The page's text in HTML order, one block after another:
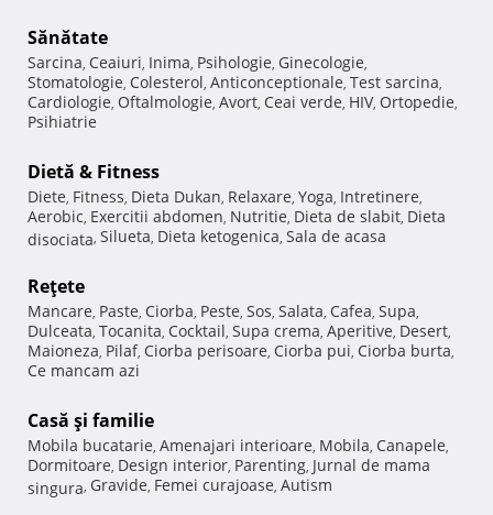
Sănătate
Sarcina, Ceaiuri, Inima, Psihologie, Ginecologie,
Stomatologie, Colesterol, Anticonceptionale, Test sarcina,
Cardiologie, Oftalmologie, Avort, Ceai verde, HIV, Ortopedie,
Psihiatrie
Dietă & Fitness
Diete, Fitness, Dieta Dukan, Relaxare, Yoga, Intretinere,
Aerobic, Exercitii abdomen, Nutritie, Dieta de slabit, Dieta
disociata, Silueta, Dieta ketogenica, Sala de acasa
Reţete
Mancare, Paste, Ciorba, Peste, Sos, Salata, Cafea, Supa,
Dulceata, Tocanita, Cocktail, Supa crema, Aperitive, Desert,
Maioneza, Pilaf, Ciorba perisoare, Ciorba pui, Ciorba burta,
Ce mancam azi
Casă şi familie
Mobila bucatarie, Amenajari interioare, Mobila, Canapele,
Dormitoare, Design interior, Parenting, Jurnal de mama
singura, Gravide, Femei curajoase, Autism